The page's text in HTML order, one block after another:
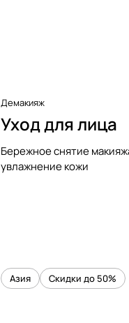
Демакияж
Уход для лица
Бережное снятие
увлажнение кожи
Азия Скидки до 50%